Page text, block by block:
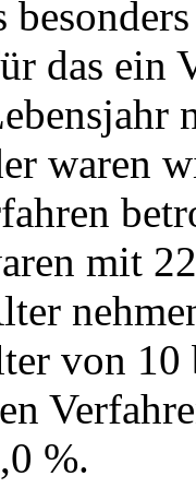
das ein
waren
mit
von 10
%.